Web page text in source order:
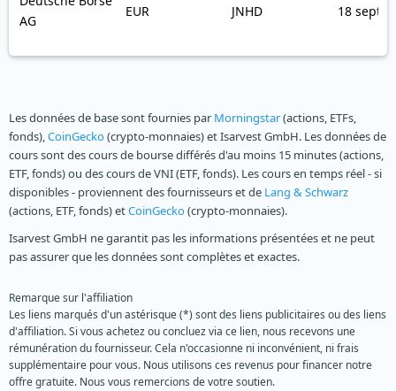
AG
EUR JNHD 18 sept.
Les données de base sont fournies par Morningstar(actions, ETFs,
fonds),CoinGecko(crypto-monnaies) et Isarvest GmbH. Les données de
cours sont des cours de bourse différés d'au moins 15 minutes (actions,
ETF, fonds) ou des cours de VNI (ETF, fonds). Les cours en temps réel - si
disponibles - proviennent des fournisseurs et de Lang & Schwarz
(actions, ETF, fonds) etCoinGecko(crypto-monnaies).
Isarvest GmbH ne garantit pas les informations présentées et ne peut
pas assurer que les données sont complètes et exactes.
Remarque sur l'affiliation
Les liens marqués d'un astérisque (*) sont des liens publicitaires ou des liens
d'affiliation. Si vous achetez ou concluez via ce lien, nous recevons une
rémunération du fournisseur. Cela n'occasionne ni inconvénient, ni frais
supplémentaire pour vous. Nous utilisons ces revenus pour financer notre
offre gratuite. Nous vous remercions de votre soutien.